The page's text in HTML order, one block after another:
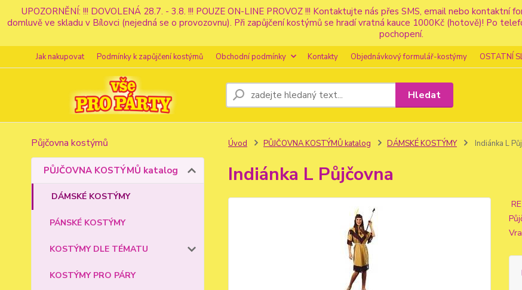
UPOZORNĚNÍ: !!! DOVOLENÁ 28.7. - 3.8. !!! POUZE ON-LINE PROVOZ !!! Kontaktujte nás přes SMS, email nebo
domluvě ve skladu v Bílovci (nejedná se o provozovnu). Při zapůjčení kostýmů se hradí vratná kauce 1000Kč (hotově)! Po
pochopení.
Jak nakupovat Podmínky k zapůjčení kostýmů Obchodní podmínky Kontakty Objednávkový formulář-kostýmy OSTATNÍ
Hledat
Půjčovna kostýmů
PŮJČOVNA KOSTÝMŮ katalog
DÁMSKÉ KOSTÝMY
PÁNSKÉ KOSTÝMY
KOSTÝMY DLE TÉMATU
KOSTÝMY PRO PÁRY
Úvod PŮJČOVNA KOSTÝMŮ katalog DÁMSKÉ KOSTÝMY Indiánka L
Indiánka L Půjčovna